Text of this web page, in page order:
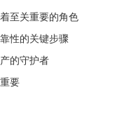
至关重要的角色
性的关键步骤
的守护者
要